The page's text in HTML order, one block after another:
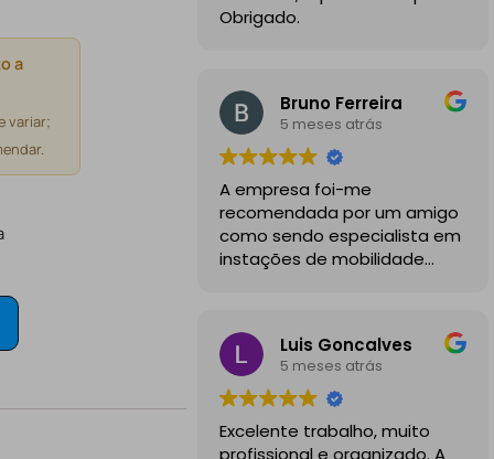
a
variar;
Obrigado.
Bruno Ferreira
5 meses atrás
A empresa foi-me
recomendada por um amigo
como sendo especialista em
instações de mobilidade
profissionais, comunicativos e
disponiveis para todas as
minhas dúvidas.
A instalação de tomada
reforçada em garagem
Luis Goncalves
5 meses atrás
Excelente trabalho, muito
profissional e organizado. A